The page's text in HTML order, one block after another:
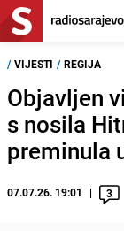
/ VIJESTI / REGIJA
Objavljen
s nosila
preminula
07.07.26. 19:01 3